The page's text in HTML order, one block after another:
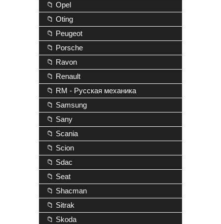
📁 Opel
📁 Oting
📁 Peugeot
📁 Porsche
📁 Ravon
📁 Renault
📁 RM - Русская механика
📁 Samsung
📁 Sany
📁 Scania
📁 Scion
📁 Sdac
📁 Seat
📁 Shacman
📁 Sitrak
📁 Skoda